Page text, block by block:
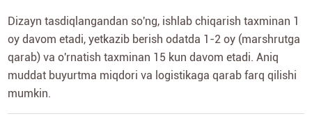
Dizayn tasdiqlangandan so'ng, ishlab chiqarish taxminan 1
oy davom etadi, yetkazib berish odatda 1-2 oy (marshrutga
qarab) va o'rnatish taxminan 15 kun davom etadi. Aniq
muddat buyurtma miqdori va logistikaga qarab farq qilishi
mumkin.